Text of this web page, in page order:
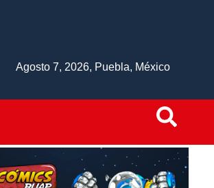
Agosto 7, 2026, Puebla, México